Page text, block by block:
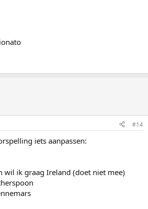
#14
iets aanpassen:
wil ik graag Ireland (doet niet mee)